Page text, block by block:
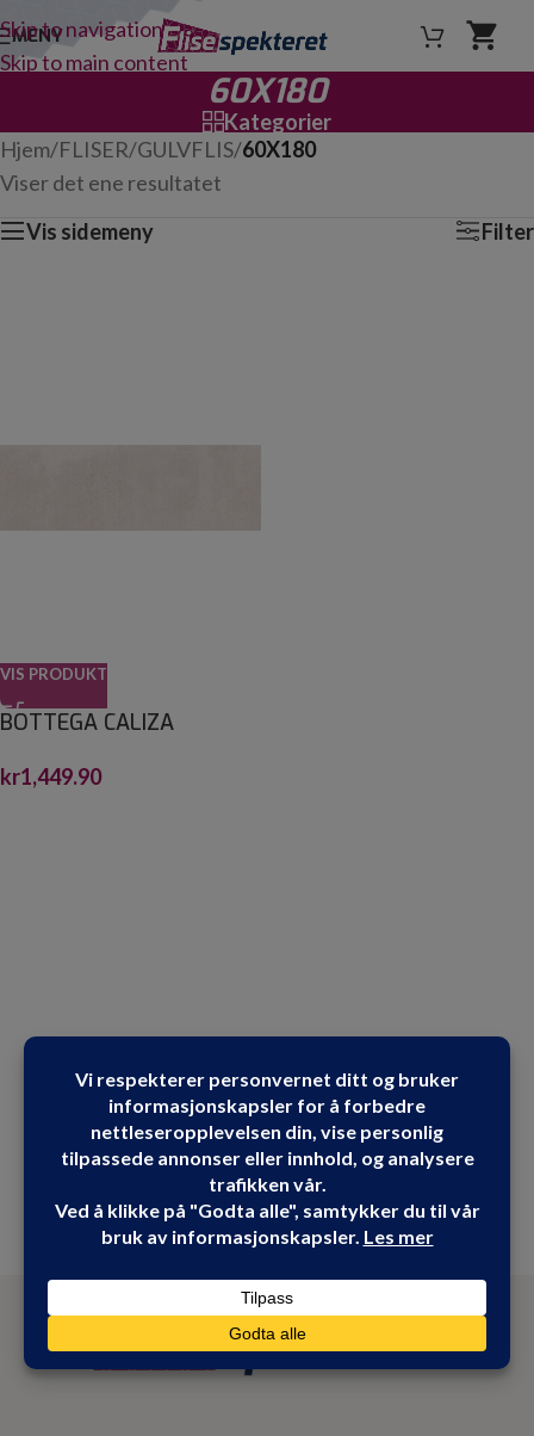
Skip to navigation
Skip to main content
MENY
60X180
Kategorier
Hjem/FLISER/GULVFLIS/60X180
Viser det ene resultatet
Vis sidemeny
Filter
VIS PRODUKT
BOTTEGA CALIZA
kr1,449.90